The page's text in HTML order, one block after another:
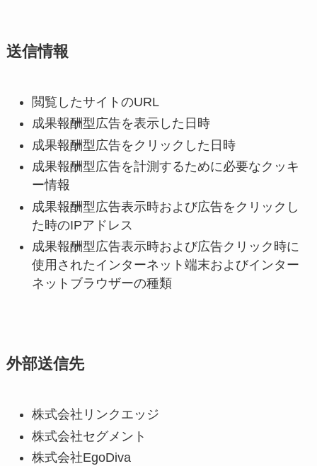
送信情報
閲覧したサイトのURL
成果報酬型広告を表示した日時
成果報酬型広告をクリックした日時
成果報酬型広告を計測するために必要なクッキ
ー情報
成果報酬型広告表示時および広告をクリックし
た時のIPアドレス
成果報酬型広告表示時および広告クリック時に
使用されたインターネット端末およびインター
ネットブラウザーの種類
外部送信先
株式会社リンクエッジ
株式会社セグメント
株式会社EgoDiva